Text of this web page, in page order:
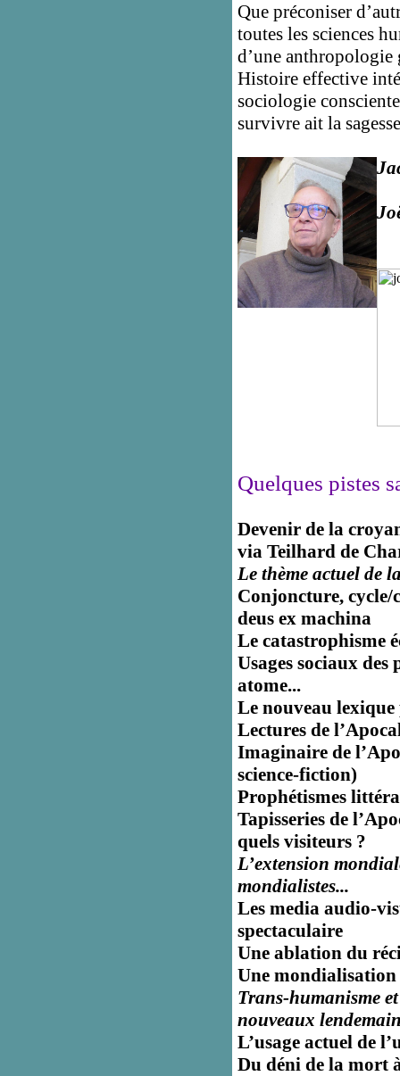
Que préconiser
toutes les sciences
d’une anthropologie
Histoire effective
sociologie
survivre ait la
Quelques pistes
Devenir de la
via Teilhard de
Le thème actuel de
Conjoncture, cycle/
deus ex machina
Le catastrophisme
Usages sociaux
atome...
Le nouveau
Lectures de
Imaginaire de
science-fiction)
Prophétismes
Tapisseries de
quels visiteurs ?
L’extension
mondialistes...
Les media audio-
spectaculaire
Une ablation du
Une mondialisation
Trans-humanisme
nouveaux
L’usage actuel de
Du déni de la mort